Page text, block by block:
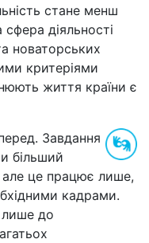
стане менш
діяльності
новаторських
критеріями
життя країни є
Завдання
більший
це працює лише,
кадрами.
лише до